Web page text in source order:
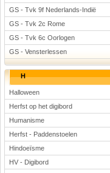
GS - Tvk 9f Nederlands-Indië
GS - Tvk 2c Rome
GS - Tvk 6c Oorlogen
GS - Vensterlessen
H
Halloween
Herfst op het digibord
Humanisme
Herfst - Paddenstoelen
Hindoeïsme
HV - Digibord